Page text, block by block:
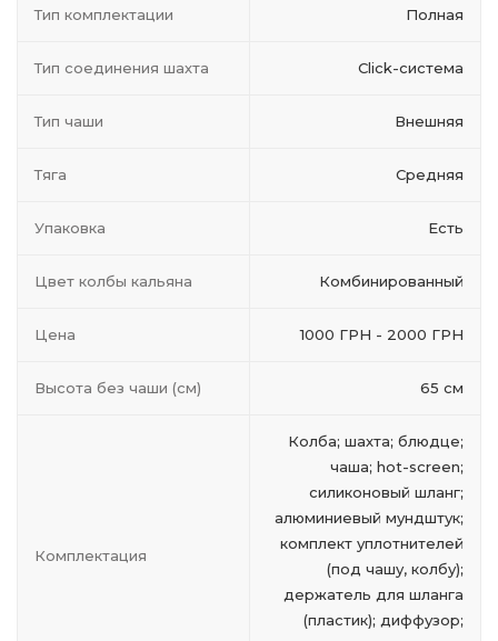
Тип комплектации Полная
Тип соединения шахта Click-система
Тип чаши Внешняя
Тяга Средняя
Упаковка Есть
Цвет колбы кальяна Комбинированный
Цена 1000 ГРН - 2000 ГРН
Высота без чаши (см) 65 см
Комплектация
Колба; шахта; блюдце;
чаша; hot-screen;
силиконовый шланг;
алюминиевый мундштук;
комплект уплотнителей
(под чашу, колбу);
держатель для шланга
(пластик); диффузор;